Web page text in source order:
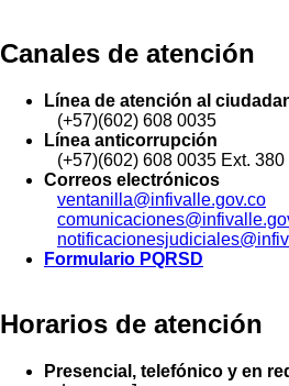
Canales de atención
Línea de atención al
(+57)(602) 608 0035
Línea anticorrupción
(+57)(602) 608 0035 Ext. 380
Correos electrónicos
ventanilla@infivalle.gov.co
Formulario PQRSD
Horarios de atención
Presencial, telefónico y en